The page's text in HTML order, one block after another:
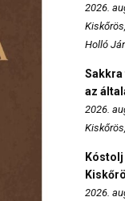
2026.
Holló
az
2026.
2026.